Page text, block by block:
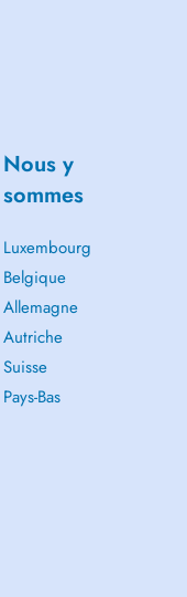
Nous y
sommes
Luxembourg
Belgique
Allemagne
Autriche
Suisse
Pays-Bas